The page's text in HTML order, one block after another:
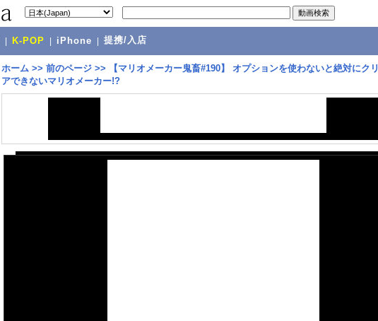
K-POP iPhone 提携/入店
ホーム >> 前のページ >>
【マリオメーカー鬼畜#190】 オプションを使わないと絶対にクリ
アできないマリオメーカー!?